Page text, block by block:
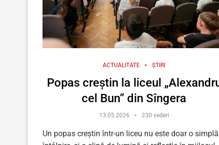
ACTUALITATE ȘTIRI
Popas creștin la liceul
cel Bun” din Sîngera
13.05.2026 230 vederi
Un popas creștin într-un liceu nu este doar o simplă